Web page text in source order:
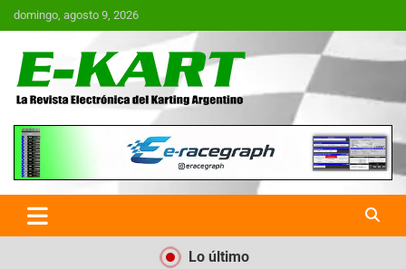
Saltar
al
domingo, agosto 9, 2026
E-Kart.com.ar | La Revista
Electrónica del Karting en
Argentina
Lo último